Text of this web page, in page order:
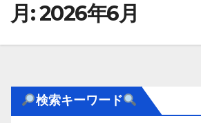
月:2026年6月
検索キーワード